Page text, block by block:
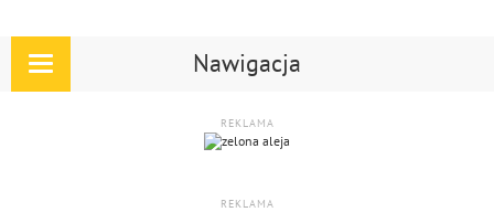
Nawigacja
Rozwiń
REKLAMA
REKLAMA